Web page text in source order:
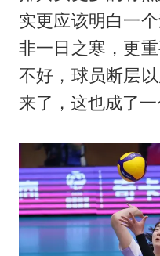
实更应该明白一
非一日之寒，更
不好，球员断层
来了，这也成了一